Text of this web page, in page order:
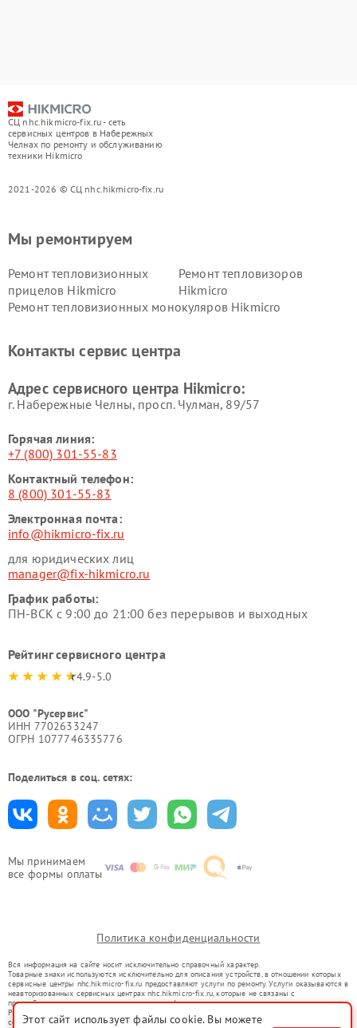
СЦ nhc.hikmicro-fix.ru - сеть
сервисных центров в Набережных
Челнах по ремонту и обслуживанию
техники Hikmicro
2021-2026 © СЦ nhc.hikmicro-fix.ru
Мы принимаем
все формы оплаты
Мы ремонтируем
Ремонт тепловизионных
прицелов Hikmicro
Ремонт тепловизоров
Hikmicro
Ремонт тепловизионных монокуляров Hikmicro
Контакты сервис центра
Адрес сервисного центра Hikmicro:
г. Набережные Челны, просп. Чулман, 89/57
Горячая линия:
+7 (800) 301-55-83
Контактный телефон:
8 (800) 301-55-83
Электронная почта:
info@hikmicro-fix.ru
для юридических лиц
manager@fix-hikmicro.ru
График работы:
ПН-ВСК с 9:00 до 21:00 без перерывов и выходных
Рейтинг сервисного центра
4.9-5.0
ООО "Русервис"
ИНН 7702633247
ОГРН 1077746335776
Поделиться в соц. сетях:
Политика конфиденциальности
Вся информация на сайте носит исключительно справочный характер.
Товарные знаки используются исключительно для описания устройств, в отношении которых
сервисные центры nhc.hikmicro-fix.ru предоставляют услуги по ремонту. Услуги оказываются в
неавторизованных сервисных центрах nhc.hikmicro-fix.ru, которые не связаны с
правообладателями товарных знаков или их официальными представителями.
Ремонт осуществляется для устройств, уже введенных в гражданский оборот в соответствии
со статьей 1487 ГК РФ.
Этот сайт использует файлы cookie. Вы можете